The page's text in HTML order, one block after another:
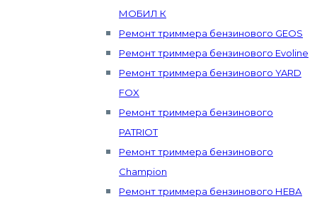
МОБИЛ К
Ремонт триммера бензинового GEOS
Ремонт триммера бензинового Evoline
Ремонт триммера бензинового YARD
FOX
Ремонт триммера бензинового
PATRIOT
Ремонт триммера бензинового
Champion
Ремонт триммера бензинового НЕВА